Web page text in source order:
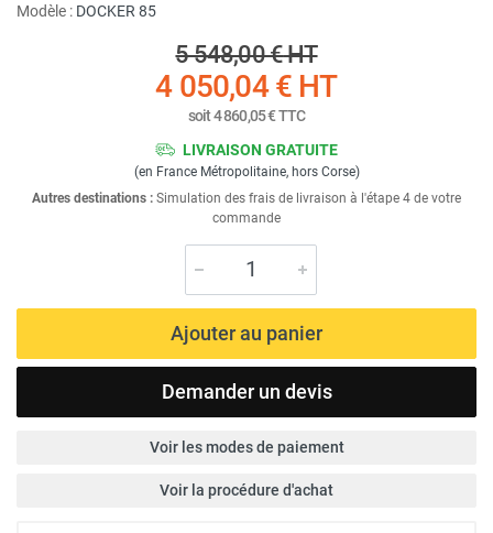
Modèle : DOCKER 85
5 548,00 €HT
4 050,04 € HT
soit4 860,05 €TTC
LIVRAISON GRATUITE
(en France Métropolitaine, hors Corse)
Autres destinations : Simulation des frais de livraison à l'étape 4 de votre
commande
Ajouter au panier
Demander un devis
Voir les modes de paiement
Voir la procédure d'achat